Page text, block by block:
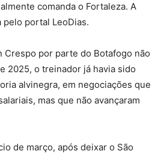
comanda o Fortaleza. A
pelo portal LeoDias.
Crespo por parte do Botafogo não
2025, o treinador já havia sido
alvinegra, em negociações que
mas que não avançaram
de março, após deixar o São